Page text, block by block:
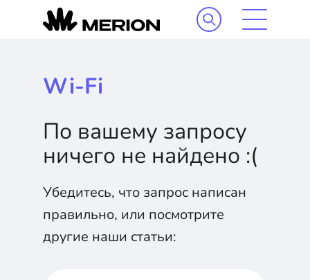
Wi-Fi
По вашему запросу
ничего не найдено :(
Убедитесь, что запрос написан
правильно, или посмотрите
другие наши статьи: